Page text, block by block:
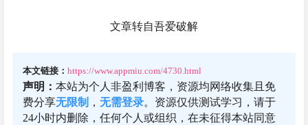
文章转自吾爱破解
本文链接： https://www.appmiu.com/4730.html
声明： 本站为个人非盈利博客，资源均网络收集且免
费分享无限制 ， 无需登录。资源仅供测试学习，请于
24小时内删除，任何个人或组织，在未征得本站同意